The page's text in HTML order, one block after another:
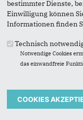
bestimmter Dienste,
Einwilligung können
Informationen finden
Technisch
Notwendige Cookies
das einwandfreie